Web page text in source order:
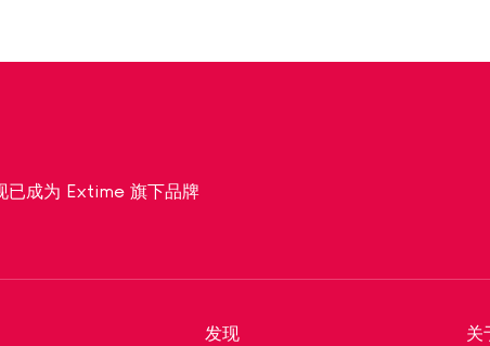
已成为 Extime 旗下品牌
发现 关